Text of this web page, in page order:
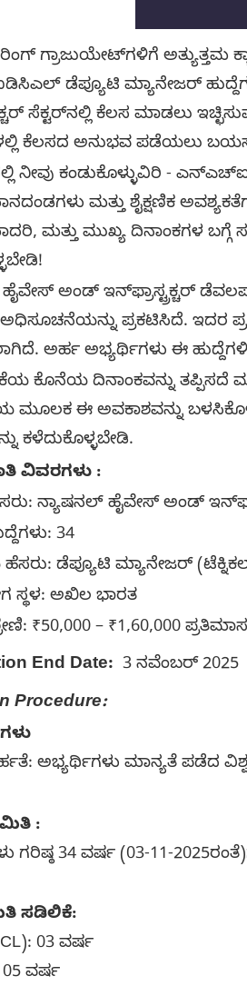
ಗ್ರಾಜುಯೇಟ್‌ಗಳಿಗೆ ಅತ್ಯುತ್ತಮ
ಡೆಪ್ಯೂಟಿ ಮ್ಯಾನೇಜರ್ ಹುದ್ದೆಗಳು
ಸೆಕ್ಟರ್‌ನಲ್ಲಿ ಕೆಲಸ ಮಾಡಲು
ಕೆಲಸದ ಅನುಭವ ಪಡೆಯಲು
ನೀವು ಕಂಡುಕೊಳ್ಳುವಿರಿ -
ಮತ್ತು ಶೈಕ್ಷಣಿಕ
ಮತ್ತು ಮುಖ್ಯ ದಿನಾಂಕಗಳ
ಅಂಡ್ ಇನ್‌ಫ್ರಾಸ್ಟ್ರಕ್ಚರ್
ಪ್ರಕಟಿಸಿದೆ. ಇದರ
ಅರ್ಹ ಅಭ್ಯರ್ಥಿಗಳು ಈ
ಕೊನೆಯ ದಿನಾಂಕವನ್ನು
ಈ ಅವಕಾಶವನ್ನು
ಕಳೆದುಕೊಳ್ಳಬೇಡಿ.
ವಿವರಗಳು :
ನ್ಯಾಷನಲ್ ಹೈವೇಸ್ ಅಂಡ್
34
ಡೆಪ್ಯೂಟಿ ಮ್ಯಾನೇಜರ್
ಸ್ಥಳ: ಅಖಿಲ ಭಾರತ
₹50,000 – ₹1,60,000 ಪ್ರತಿಮಾಸ
End Date: 3 ನವೆಂಬರ್ 2025
Procedure:
ಅಭ್ಯರ್ಥಿಗಳು ಮಾನ್ಯತೆ ಪಡೆದ
:
ಗರಿಷ್ಠ 34 ವರ್ಷ (03-11-
ಸಡಿಲಿಕೆ:
03 ವರ್ಷ
05 ವರ್ಷ